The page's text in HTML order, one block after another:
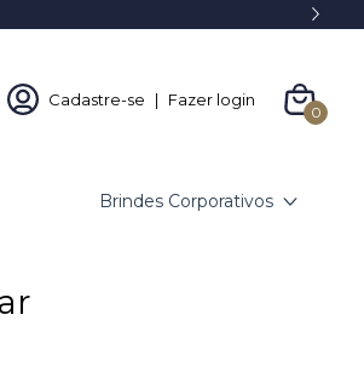
Cadastre-se | Fazer login
0
Brindes Corporativos